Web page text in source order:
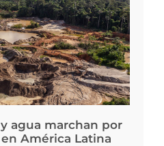
agua marchan por
América Latina